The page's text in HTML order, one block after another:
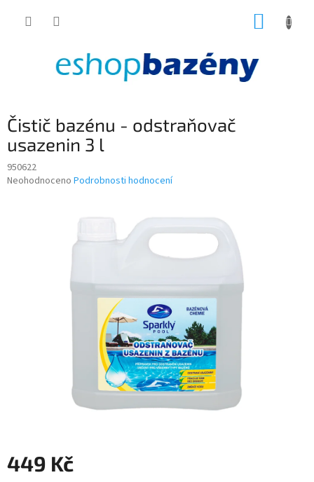
Čistič bazénu - odstraňovač
usazenin 3 l
950622
Průměrné
Neohodnoceno Podrobnosti hodnocení
449 Kč